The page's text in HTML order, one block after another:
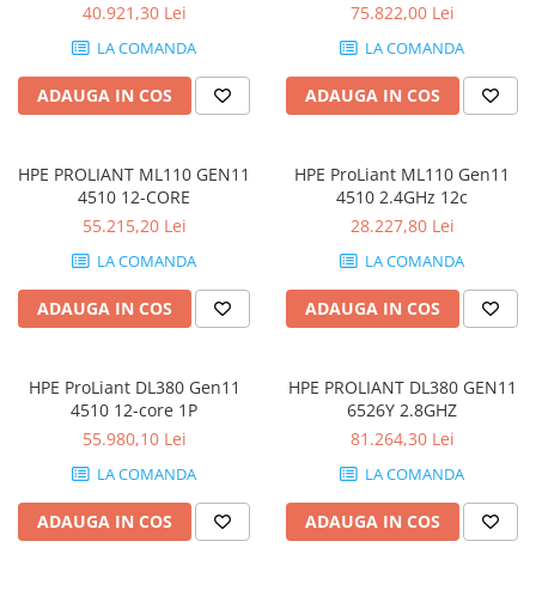
Calculatoare NOI
Calculatoare SECOND-HAND
Calculatoare RENEW
Calculatoare WORKSTATION
Componente PC NOI
Hard Disk-uri Desktop
Memorii PC
Placi video
Surse PC
Carcase
Placi de baza
40.921,30 Lei
LA COMANDA
ADAUGA IN COS
75.822,00 Lei
LA COMANDA
ADAUGA IN COS
HPE PROLIANT ML110 GEN11
4510 12-CORE
55.215,20 Lei
LA COMANDA
ADAUGA IN COS
HPE ProLiant ML110 Gen11
4510 2.4GHz 12c
28.227,80 Lei
LA COMANDA
ADAUGA IN COS
HPE ProLiant DL380 Gen11
4510 12-core 1P
55.980,10 Lei
LA COMANDA
ADAUGA IN COS
HPE PROLIANT DL380 GEN11
6526Y 2.8GHZ
81.264,30 Lei
LA COMANDA
ADAUGA IN COS